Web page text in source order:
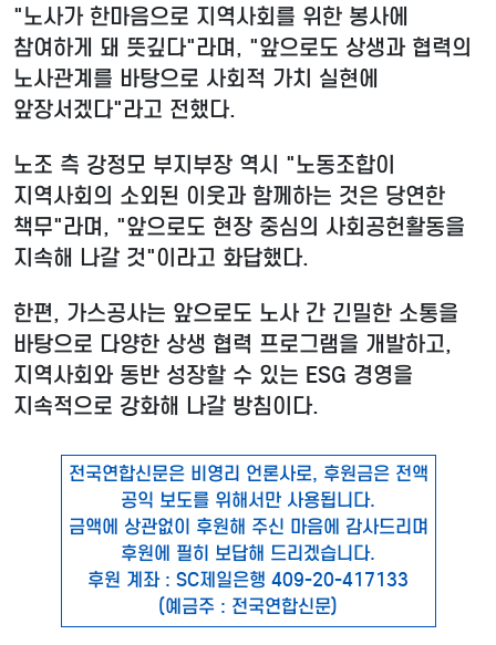
"노사가 한마음으로 지역사회를 위한 봉사에
참여하게 돼 뜻깊다"라며, "앞으로도 상생과 협력의
노사관계를 바탕으로 사회적 가치 실현에
앞장서겠다"라고 전했다.
노조 측 강정모 부지부장 역시 "노동조합이
지역사회의 소외된 이웃과 함께하는 것은 당연한
책무"라며, "앞으로도 현장 중심의 사회공헌활동을
지속해 나갈 것"이라고 화답했다.
한편, 가스공사는 앞으로도 노사 간 긴밀한 소통을
바탕으로 다양한 상생 협력 프로그램을 개발하고,
지역사회와 동반 성장할 수 있는 ESG 경영을
지속적으로 강화해 나갈 방침이다.
전국연합신문은 비영리 언론사로, 후원금은 전액
공익 보도를 위해서만 사용됩니다.
금액에 상관없이 후원해 주신 마음에 감사드리며
후원에 필히 보답해 드리겠습니다.
후원 계좌 : SC제일은행 409-20-417133
(예금주 : 전국연합신문)